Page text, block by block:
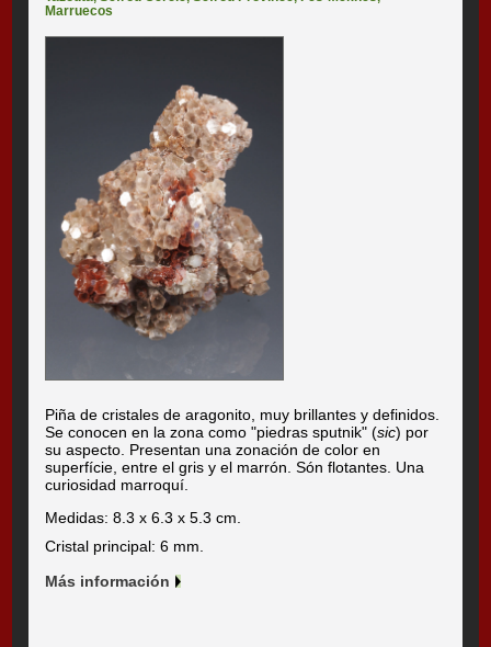
Marruecos
Piña de cristales de aragonito, muy brillantes y definidos.
Se conocen en la zona como "piedras sputnik" (sic) por
su aspecto. Presentan una zonación de color en
superfície, entre el gris y el marrón. Són flotantes. Una
curiosidad marroquí.
Medidas: 8.3 x 6.3 x 5.3 cm.
Cristal principal: 6 mm.
Más información